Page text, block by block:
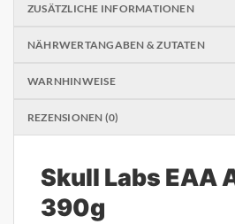
ZUSÄTZLICHE INFORMATIONEN
NÄHRWERTANGABEN & ZUTATEN
WARNHINWEISE
REZENSIONEN (0)
Skull Labs EAA
390g